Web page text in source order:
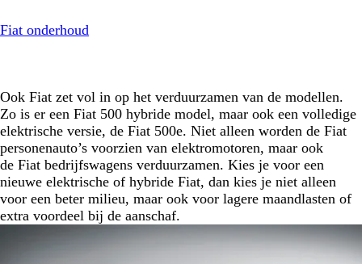
Fiat onderhoud
Ook Fiat zet vol in op het verduurzamen van de modellen.
Zo is er een Fiat 500 hybride model, maar ook een volledige
elektrische versie, de Fiat 500e. Niet alleen worden de Fiat
personenauto’s voorzien van elektromotoren, maar ook
de Fiat bedrijfswagens verduurzamen. Kies je voor een
nieuwe elektrische of hybride Fiat, dan kies je niet alleen
voor een beter milieu, maar ook voor lagere maandlasten of
extra voordeel bij de aanschaf.